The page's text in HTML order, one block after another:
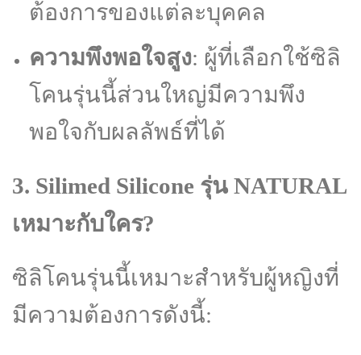
ต้องการของแต่ละบุคคล
ความพึงพอใจสูง: ผู้ที่เลือกใช้ซิลิ
โคนรุ่นนี้ส่วนใหญ่มีความพึง
พอใจกับผลลัพธ์ที่ได้
3. Silimed Silicone รุ่น NATURAL
เหมาะกับใคร?
ซิลิโคนรุ่นนี้เหมาะสำหรับผู้หญิงที่
มีความต้องการดังนี้: